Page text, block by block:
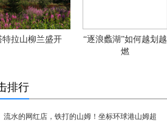
特拉山柳兰盛开
“逐浪蠡湖”如何越划越
燃
排行
流水的网红店，铁打的山姆！坐标环球港山姆超